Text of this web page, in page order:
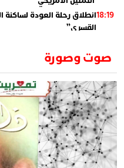
18:19انطلاق رحلة العودة لساكنة
القسري”
01:55
​”لارام”.. 3 خطوط أخرى
14:37الاعلامي حسن فاتح.. لهذا
تعيين السكتيوي
صوت وصورة